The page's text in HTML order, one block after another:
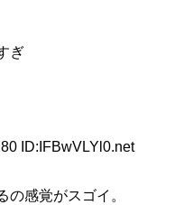
ぎ
ID:IFBwVLYl0.net
感覚がスゴイ。